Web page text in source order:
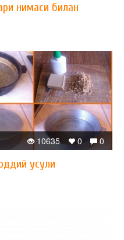
нимаси билан
0
0
10635
усули